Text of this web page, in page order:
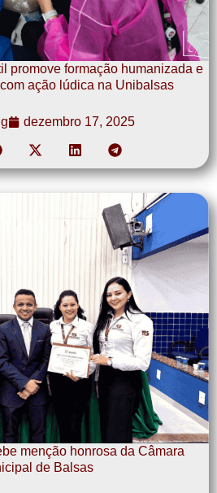
promove formação humanizada e
ação lúdica na Unibalsas
dezembro 17, 2025
menção honrosa da Câmara
de Balsas